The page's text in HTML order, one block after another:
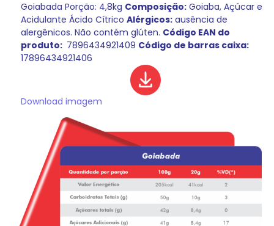
Goiabada Porção: 4,8kg Composição:Goiaba, Açúcar e
Acidulante Ácido Cítrico Alérgicos:ausência de
alergênicos.Não contém glúten. Código EAN do
produto:7896434921409 Código de barras caixa:
17896434921406
Download imagem